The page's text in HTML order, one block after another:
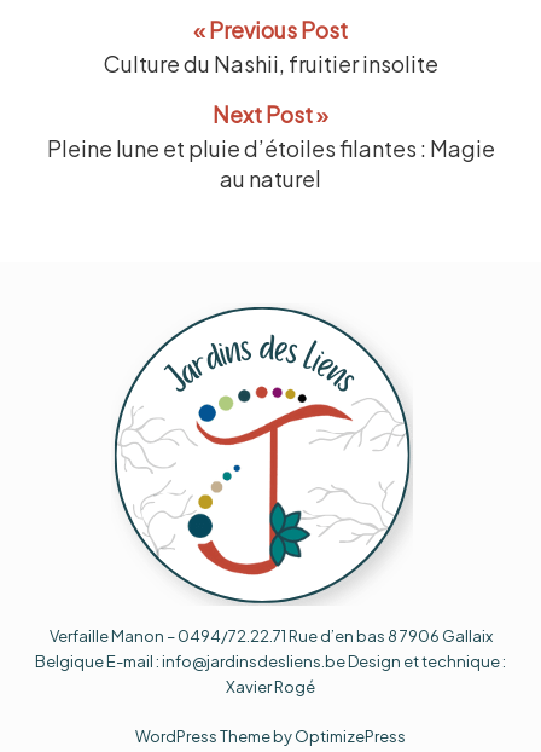
« Previous Post
Culture du Nashii, fruitier insolite
Next Post »
Pleine lune et pluie d’étoiles filantes : Magie
au naturel
Verfaille Manon – 0494/72.22.71 Rue d’en bas 8 7906 Gallaix
Belgique E-mail : info@jardinsdesliens.be Design et technique :
Xavier Rogé
WordPress Theme by OptimizePress